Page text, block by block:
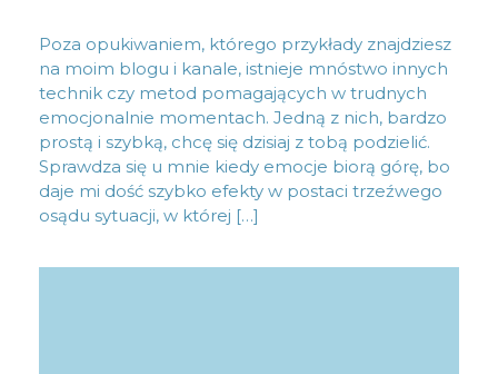
Poza opukiwaniem, którego przykłady znajdziesz
na moim blogu i kanale, istnieje mnóstwo innych
technik czy metod pomagających w trudnych
emocjonalnie momentach. Jedną z nich, bardzo
prostą i szybką, chcę się dzisiaj z tobą podzielić.
Sprawdza się u mnie kiedy emocje biorą górę, bo
daje mi dość szybko efekty w postaci trzeźwego
osądu sytuacji, w której […]